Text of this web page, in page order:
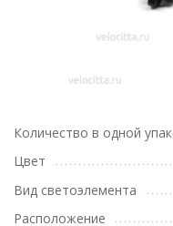
Количество в одной
Цвет
Вид светоэлемента
Расположение